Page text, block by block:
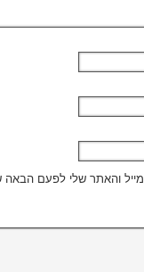
והאתר שלי לפעם הבאה